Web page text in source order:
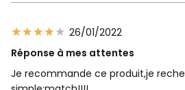
26/01/2022
Réponse à mes attentes
Je recommande ce produit,je